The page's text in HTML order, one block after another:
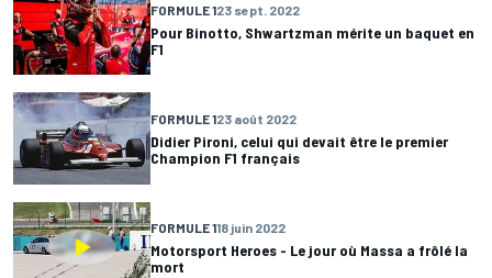
FORMULE 123 sept. 2022
Pour Binotto, Shwartzman mérite un baquet en
F1
FORMULE 123 août 2022
Didier Pironi, celui qui devait être le premier
Champion F1 français
FORMULE 118 juin 2022
Motorsport Heroes - Le jour où Massa a frôlé la
mort